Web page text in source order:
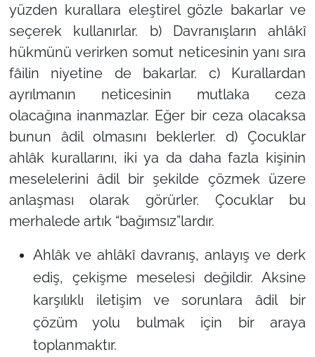
yüzden kurallara eleştirel gözle bakarlar ve
seçerek kullanırlar. b) Davranışların ahlâkî
hükmünü verirken somut neticesinin yanı sıra
fâilin niyetine de bakarlar. c) Kurallardan
ayrılmanın neticesinin mutlaka ceza
olacağına inanmazlar. Eğer bir ceza olacaksa
bunun âdil olmasını beklerler. d) Çocuklar
ahlâk kurallarını, iki ya da daha fazla kişinin
meselelerini âdil bir şekilde çözmek üzere
anlaşması olarak görürler. Çocuklar bu
merhalede artık “bağımsız”lardır.
Ahlâk ve ahlâkî davranış, anlayış ve derk
ediş, çekişme meselesi değildir. Aksine
karşılıklı iletişim ve sorunlara âdil bir
çözüm yolu bulmak için bir araya
toplanmaktır.